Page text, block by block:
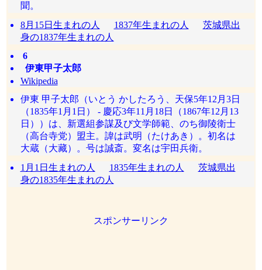
聞。
8月15日生まれの人
1837年生まれの人
茨城県出
身の1837年生まれの人
6
伊東甲子太郎
Wikipedia
伊東 甲子太郎（いとう かしたろう、天保5年12月3日
（1835年1月1日） - 慶応3年11月18日（1867年12月13
日））は、新選組参謀及び文学師範、のち御陵衛士
（高台寺党）盟主。諱は武明（たけあき）。初名は
大蔵（大藏）。号は誠斎。変名は宇田兵衛。
1月1日生まれの人
1835年生まれの人
茨城県出
身の1835年生まれの人
スポンサーリンク